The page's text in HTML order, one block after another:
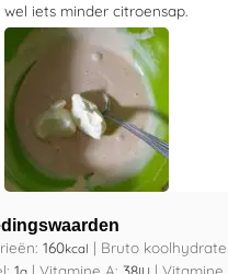
wel iets minder citroensap.
160kcal | Bruto
1 | Vitamine A: 38 | Vitamine